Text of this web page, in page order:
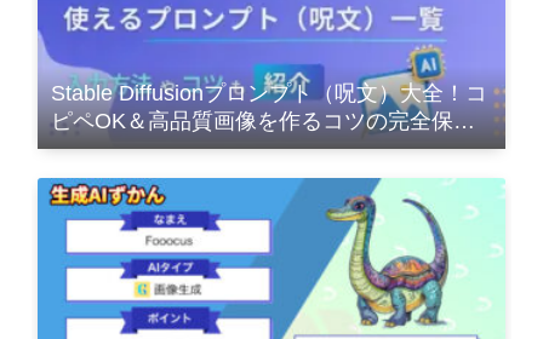
Stable Diffusionプロンプト（呪文）大全！コ
ピペOK＆高品質画像を作るコツの完全保存
版